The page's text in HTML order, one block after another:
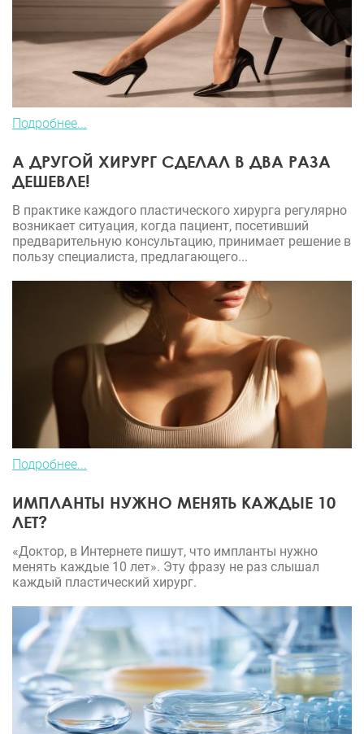
своих, конечно же, предостерегла, сестра успешно
прооперировалась у другого пластического
хирурга! Всем добра и здоровья! Будьте
осмотрительнее в выборе своего пластического
Подробнее...
А ДРУГОЙ ХИРУРГ СДЕЛАЛ В ДВА РАЗА
ДЕШЕВЛЕ!
В практике каждого пластического хирурга регулярно
возникает ситуация, когда пациент, посетивший
предварительную консультацию, принимает решение в
пользу специалиста, предлагающего...
Подробнее...
ИМПЛАНТЫ НУЖНО МЕНЯТЬ КАЖДЫЕ 10
ЛЕТ?
«Доктор, в Интернете пишут, что импланты нужно
менять каждые 10 лет». Эту фразу не раз слышал
каждый пластический хирург.